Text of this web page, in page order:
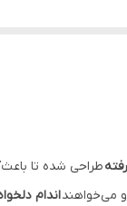
طراحی شده تا باعث
می‌خواهنداندام